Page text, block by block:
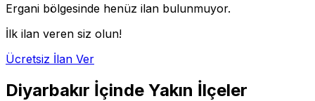
Ergani bölgesinde henüz ilan bulunmuyor.
İlk ilan veren siz olun!
Ücretsiz İlan Ver
Diyarbakır İçinde Yakın İlçeler